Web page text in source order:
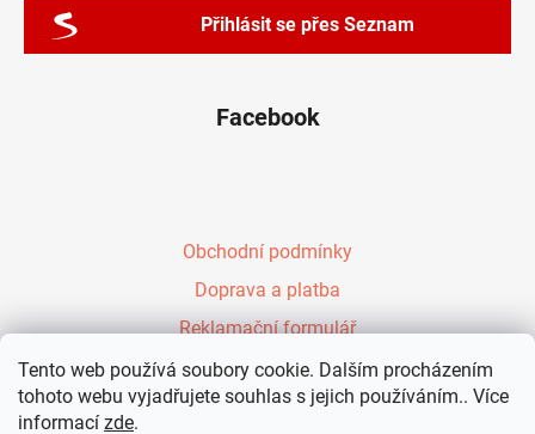
Tento web používá soubory cookie. Dalším procházením
tohoto webu vyjadřujete souhlas s jejich používáním.. Více
informací zde.
Přihlásit se přes Seznam
Facebook
Obchodní podmínky
Doprava a platba
Reklamační formulář
Péřové zavinovačky Evy Kiedroňové
Vzdělávání rodičů